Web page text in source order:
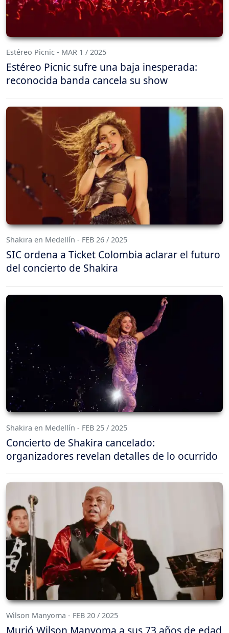
Estéreo Picnic - MAR 1 / 2025
Estéreo Picnic sufre una baja inesperada:
reconocida banda cancela su show
Shakira en Medellín - FEB 26 / 2025
SIC ordena a Ticket Colombia aclarar el futuro
del concierto de Shakira
Shakira en Medellín - FEB 25 / 2025
Concierto de Shakira cancelado:
organizadores revelan detalles de lo ocurrido
Wilson Manyoma - FEB 20 / 2025
Murió Wilson Manyoma a sus 73 años de edad